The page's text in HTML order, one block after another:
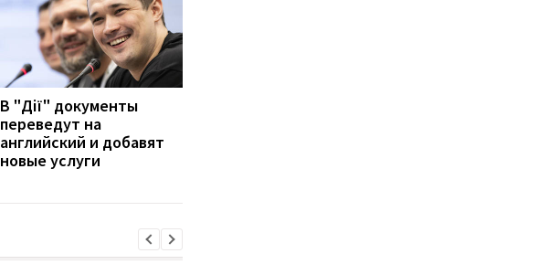
В "Дії" документы
переведут на
английский и добавят
новые услуги